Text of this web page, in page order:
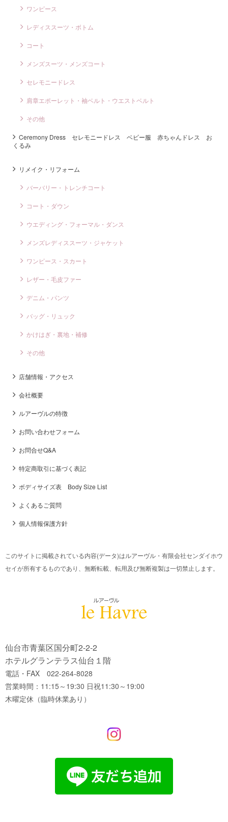
ワンピース
レディススーツ・ボトム
コート
メンズスーツ・メンズコート
セレモニードレス
肩章エポーレット・袖ベルト・ウエストベルト
その他
Ceremony Dress セレモニードレス ベビー服 赤ちゃんドレス お
くるみ
リメイク・リフォーム
バーバリー・トレンチコート
コート・ダウン
ウエディング・フォーマル・ダンス
メンズレディススーツ・ジャケット
ワンピース・スカート
レザー・毛皮ファー
デニム・パンツ
バッグ・リュック
かけはぎ・裏地・補修
その他
店舗情報・アクセス
会社概要
ルアーヴルの特徴
お問い合わせフォーム
お問合せQ&A
特定商取引に基づく表記
ボディサイズ表 Body Size List
よくあるご質問
個人情報保護方針
このサイトに掲載されている内容(データ)はルアーヴル・有限会社センダイホウ
セイが所有するものであり、無断転載、転用及び無断複製は一切禁止します。
仙台市青葉区国分町2-2-2
ホテルグランテラス仙台１階
電話・FAX 022-264-8028
営業時間：11:15～19:30 日祝11:30～19:00
木曜定休（臨時休業あり）